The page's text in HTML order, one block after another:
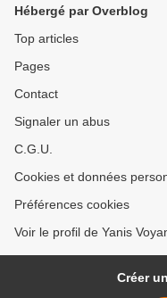
Hébergé par Overblog
Top articles
Pages
Contact
Signaler un abus
C.G.U.
Cookies et données
Préférences cookies
Voir le profil de Yanis
Créer